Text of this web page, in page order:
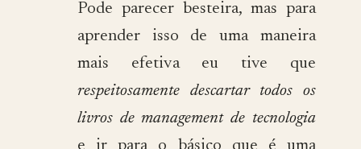
Pode parecer besteira, mas para
aprender isso de uma maneira
mais efetiva eu tive que
respeitosamente descartar todos os
livros de management de tecnologia